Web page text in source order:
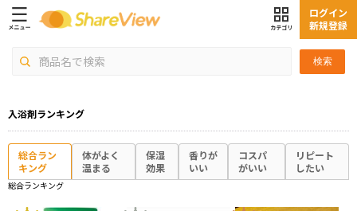
検索
ログイン
新規登録
入浴剤ランキング
総合ラン
キング
体がよく
温まる
保湿
効果
香りが
いい
コスパ
がいい
リピート
したい
総合ランキング